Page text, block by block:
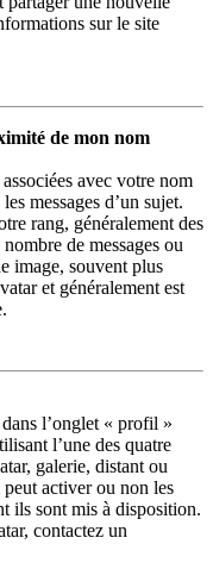
sur le site
de mon nom
avec votre nom
messages d’un sujet.
rang, généralement des
de messages ou
image, souvent plus
et généralement est
l’onglet « profil »
l’une des quatre
galerie, distant ou
activer ou non les
ils sont mis à disposition.
contactez un